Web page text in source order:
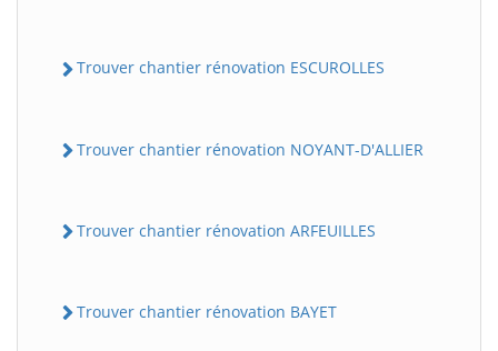
Trouver chantier rénovation ESCUROLLES
Trouver chantier rénovation NOYANT-D'ALLIER
Trouver chantier rénovation ARFEUILLES
Trouver chantier rénovation BAYET